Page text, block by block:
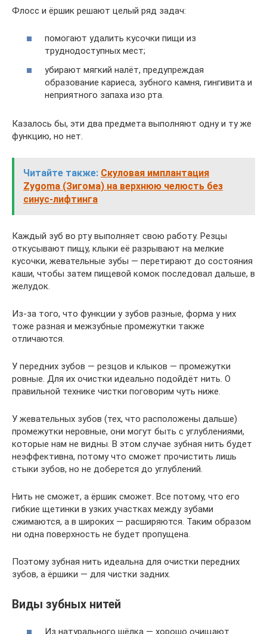
Флосс и ёршик решают целый ряд задач:
помогают удалить кусочки пищи из
труднодоступных мест;
убирают мягкий налёт, предупреждая
образование кариеса, зубного камня, гингивита и
неприятного запаха изо рта.
Казалось бы, эти два предмета выполняют одну и ту же
функцию, но нет.
Читайте также: Скуловая имплантация
Zygoma (Зигома) на верхнюю челюсть без
синус-лифтинга
Каждый зуб во рту выполняет свою работу. Резцы
откусывают пищу, клыки её разрывают на мелкие
кусочки, жевательные зубы — перетирают до состояния
каши, чтобы затем пищевой комок последовал дальше, в
желудок.
Из-за того, что функции у зубов разные, форма у них
тоже разная и межзубные промежутки также
отличаются.
У передних зубов — резцов и клыков — промежутки
ровные. Для их очистки идеально подойдёт нить. О
правильной технике чистки поговорим чуть ниже.
У жевательных зубов (тех, что расположены дальше)
промежутки неровные, они могут быть с углублениями,
которые нам не видны. В этом случае зубная нить будет
неэффективна, потому что сможет прочистить лишь
стыки зубов, но не доберется до углублений.
Нить не сможет, а ёршик сможет. Все потому, что его
гибкие щетинки в узких участках между зубами
сжимаются, а в широких — расширяются. Таким образом
ни одна поверхность не будет пропущена.
Поэтому зубная нить идеальна для очистки передних
зубов, а ёршики — для чистки задних.
Виды зубных нитей
Из натурального шёлка — хорошо очищают